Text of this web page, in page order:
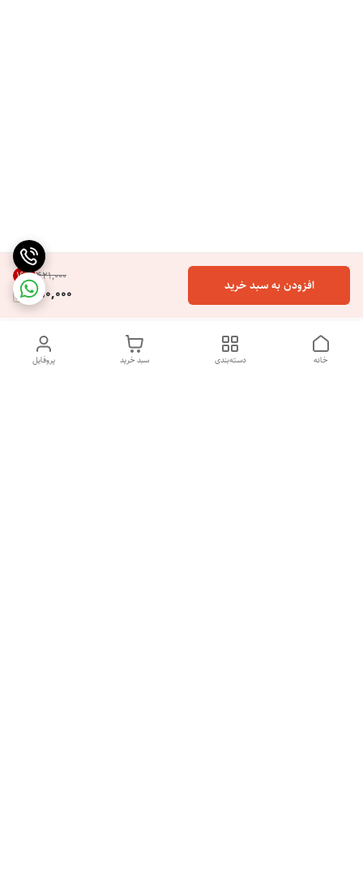
۴۲۱٬۰۰۰ 16%
350,000 افزودن به سبد خرید
پروفایل سبد خرید دسته‌بندی خانه